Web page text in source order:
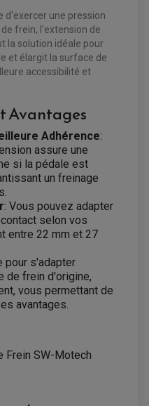
QUAD / SSV
/ SSV
/ SSV
QUAD / SSV
QUAD / SSV
d'exercer une pression
frein, l'extension de
la solution idéale pour
et élargit la surface de
accessibilité et
Avantages
Adhérence:
assure une
si la pédale est
un freinage
: Vous pouvez adapter
selon vos
entre 22 mm et 27
pour s'adapter
de frein d'origine,
vous permettant de
avantages.
Frein SW-Motech